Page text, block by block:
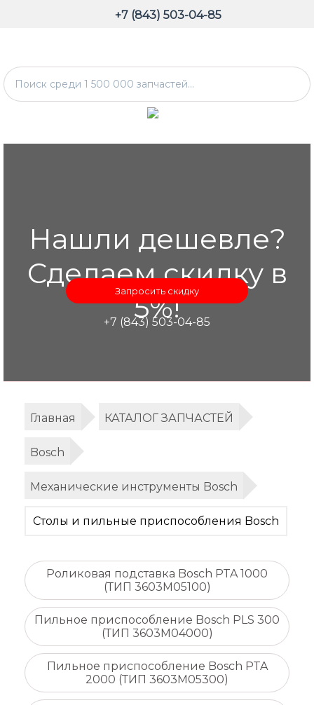
+7 (843) 503-04-85
Нашли дешевле?
Сделаем скидку в
5%!
Запросить скидку
+7 (843) 503-04-85
Главная КАТАЛОГ ЗАПЧАСТЕЙ
Bosch
Механические инструменты Bosch
Столы и пильные приспособления Bosch
Роликовая подставка Bosch PTA 1000
(ТИП 3603M05100)
Пильное приспособление Bosch PLS 300
(ТИП 3603M04000)
Пильное приспособление Bosch PTA
2000 (ТИП 3603M05300)